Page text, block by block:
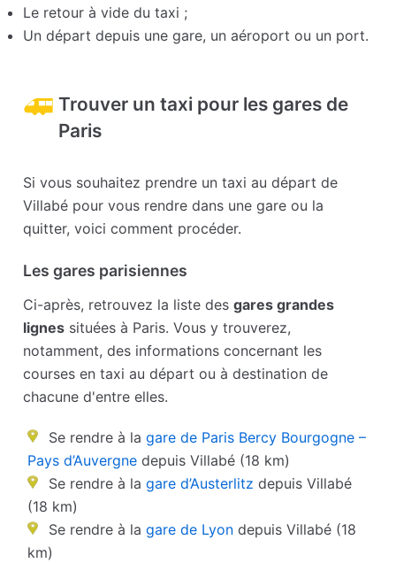
Le retour à vide du taxi ;
Un départ depuis une gare, un aéroport ou un port.
Trouver un taxi pour les gares de
Paris
Si vous souhaitez prendre un taxi au départ de
Villabé pour vous rendre dans une gare ou la
quitter, voici comment procéder.
Les gares parisiennes
Ci-après, retrouvez la liste desgares grandes
lignes situées à Paris. Vous y trouverez,
notamment, des informations concernant les
courses en taxi au départ ou à destination de
chacune d'entre elles.
Se rendre à la gare de Paris Bercy Bourgogne –
Pays d’Auvergne depuis Villabé (18 km)
Se rendre à la gare d’Austerlitz depuis Villabé
(18 km)
Se rendre à la gare de Lyon depuis Villabé (18
km)